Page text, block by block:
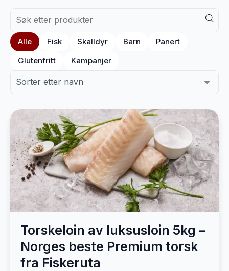
Alle Fisk Skalldyr Barn
Panert
Glutenfritt
Kampanjer
Torskeloin av luksusloin 5kg –
Norges beste Premium torsk
fra Fiskeruta